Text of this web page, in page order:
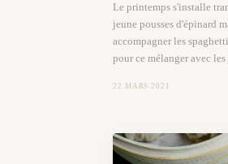
Le printemps s'installe
jeune pousses d'épinard
accompagner les
pour ce mélanger avec les
22 MARS 2021